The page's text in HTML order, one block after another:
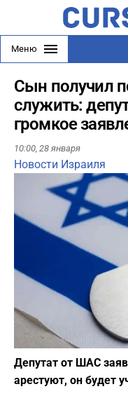
Меню
Сын получил
служить:
громкое
10:00, 28 января
Новости Израиля
Депутат от ШАС
арестуют, он будет